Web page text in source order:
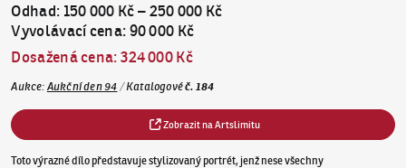
Odhad: 150 000 Kč–250 000 Kč
Vyvolávací cena:90 000 Kč
Dosažená cena:324 000 Kč
Aukce: Aukční den 94 /Katalogovéč.184
Zobrazit na Artslimitu
Toto výrazné dílo představuje stylizovaný portrét, jenž nese všechny